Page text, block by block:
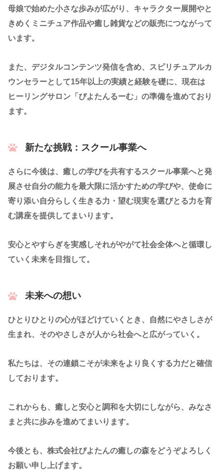
母娘で始めた小さな歩みが広がり、キャラクター展開やと
きめくミニチュア作品や癒し雑貨などの販売につながって
います。
また、デジタルコンテンツ発信を含め、スピリチュアルカ
ウンセラーとして15年以上の実績と経験を礎に、現在は
ヒーリングサロン「ぴよたんるーむ」の準備を進めており
ます。
新たな挑戦：スクール事業へ
さらに今後は、癒しの学びを共有するスクール事業へと発
展させ自分の能力を最大限に活かすための学びや、使命に
寄り添い自分らしく生きる力・望む現実を選びとる力を育
む講座を提供してまいります。
安心とやすらぎを実感しそれがやがて社会全体へと循環し
ていく未来を目指して。
未来への想い
ひとりひとりの心がほどけていくとき、自然にやさしさが
生まれ、そのやさしさが人から社会へと広がっていく。
私たちは、その連鎖こそが未来をより良くする力だと確信
しております。
これからも、癒しと安心と調和を大切にしながら、みなさ
まと共に歩みを進めてまいります。
今後とも、株式会社ぴよたんの癒しの森をどうぞよろしく
お願い申し上げます。